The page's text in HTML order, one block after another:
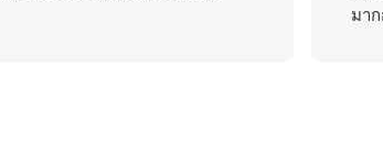
มา